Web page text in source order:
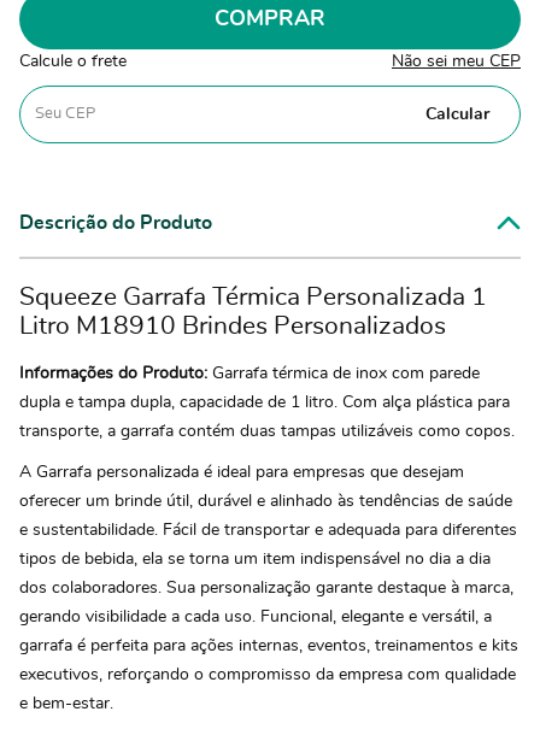
COMPRAR
Calcule o frete Não sei meu CEP
Calcular
Descrição do Produto
Squeeze Garrafa Térmica Personalizada 1
Litro M18910 Brindes Personalizados
Informações do Produto: Garrafa térmica de inox com parede
dupla e tampa dupla, capacidade de 1 litro. Com alça plástica para
transporte, a garrafa contém duas tampas utilizáveis como copos.
A Garrafa personalizada é ideal para empresas que desejam
oferecer um brinde útil, durável e alinhado às tendências de saúde
e sustentabilidade. Fácil de transportar e adequada para diferentes
tipos de bebida, ela se torna um item indispensável no dia a dia
dos colaboradores. Sua personalização garante destaque à marca,
gerando visibilidade a cada uso. Funcional, elegante e versátil, a
garrafa é perfeita para ações internas, eventos, treinamentos e kits
executivos, reforçando o compromisso da empresa com qualidade
e bem-estar.